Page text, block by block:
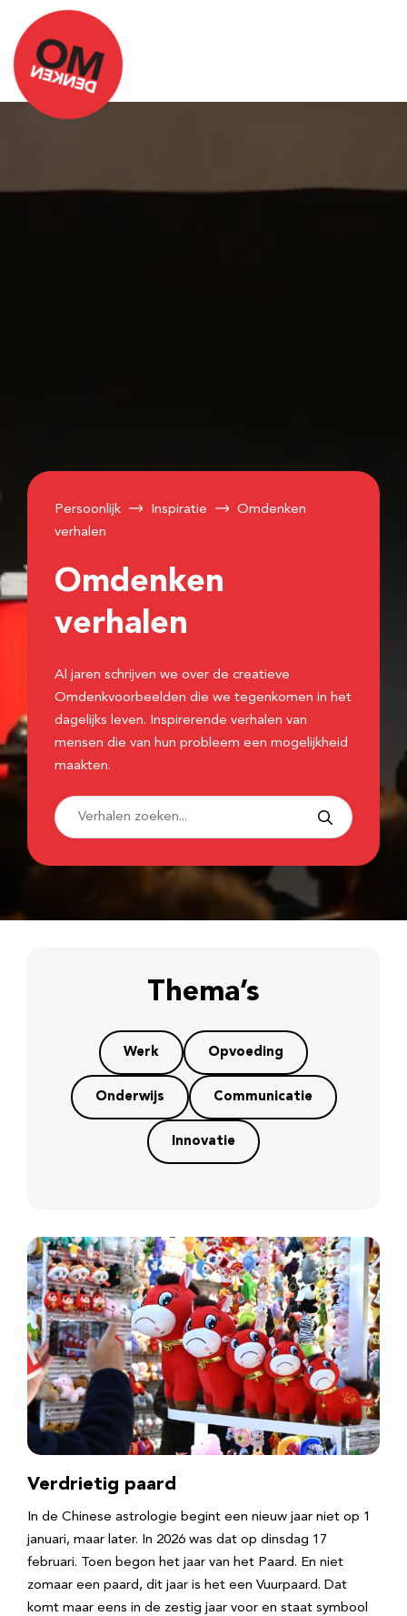
Persoonlijk Inspiratie
Omdenken
verhalen
Omdenken
verhalen
Al jaren schrijven we over de creatieve
Omdenkvoorbeelden die we tegenkomen in het
dagelijks leven. Inspirerende verhalen van
mensen die van hun probleem een mogelijkheid
maakten.
Thema’s
Werk Opvoeding
Onderwijs Communicatie
Innovatie
Verdrietig paard
In de Chinese astrologie begint een nieuw jaar niet op 1
januari, maar later. In 2026 was dat op dinsdag 17
februari. Toen begon het jaar van het Paard. En niet
zomaar een paard, dit jaar is het een Vuurpaard. Dat
komt maar eens in de zestig jaar voor en staat symbool